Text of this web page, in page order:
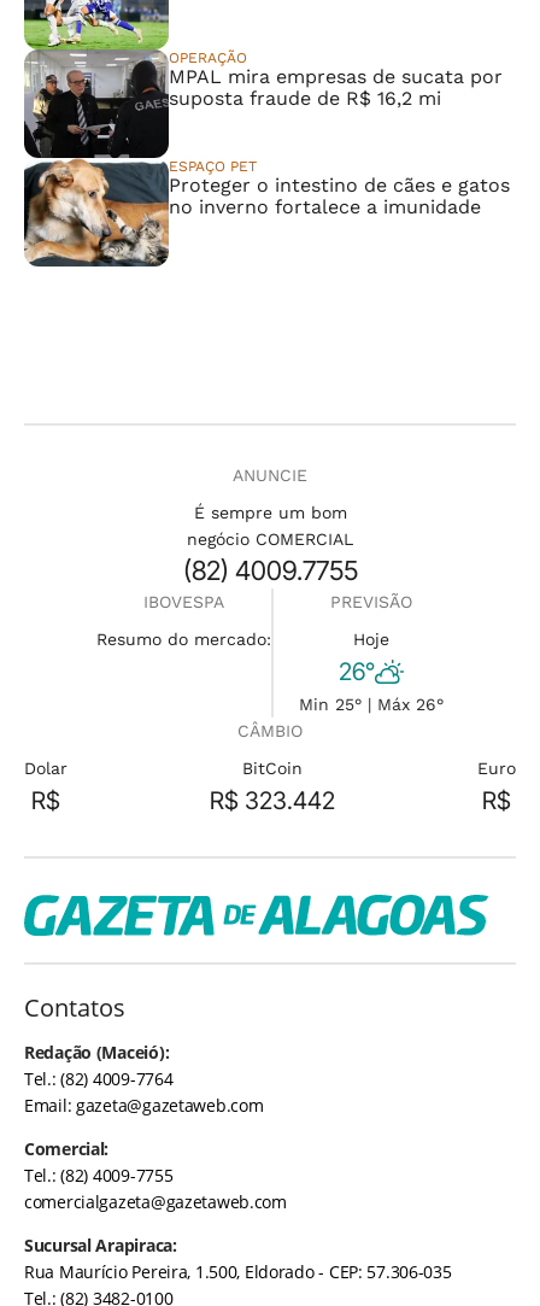
OPERAÇÃO
MPAL mira empresas de sucata por
suposta fraude de R$ 16,2 mi
ESPAÇO PET
Proteger o intestino de cães e gatos
no inverno fortalece a imunidade
ANUNCIE
É sempre um bom
negócio COMERCIAL
(82) 4009.7755
IBOVESPA
Resumo do mercado:
PREVISÃO
Hoje
26°
Min 25° | Máx 26°
CÂMBIO
Dolar
R$
BitCoin
R$ 323.442
Euro
R$
Contatos
Redação (Maceió):
Tel.: (82) 4009-7764
Email:gazeta@gazetaweb.com
Comercial:
Tel.: (82) 4009-7755
comercialgazeta@gazetaweb.com
Sucursal Arapiraca:
Rua Maurício Pereira, 1.500, Eldorado - CEP: 57.306-035
Tel.: (82) 3482-0100